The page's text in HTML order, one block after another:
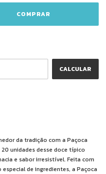
CALCULAR
da tradição com a Paçoca
20 unidades desse doce típico
e sabor irresistível. Feita com
de ingredientes, a Paçoca